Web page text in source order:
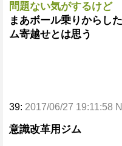
問題ない気がするけど
まあボール乗りからし
ム寄越せとは思う
39: 2017/06/27 19:11:58
意識改革用ジム